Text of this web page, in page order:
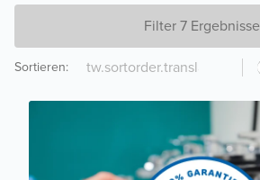
Filter 7 Ergebnisse
Sortieren: